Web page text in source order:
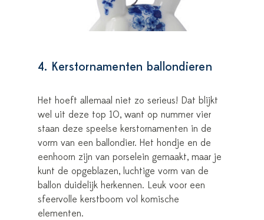
4. Kerstornamenten ballondieren
Het hoeft allemaal niet zo serieus! Dat blijkt
wel uit deze top 10, want op nummer vier
staan deze speelse kerstornamenten in de
vorm van een ballondier. Het hondje en de
eenhoorn zijn van porselein gemaakt, maar je
kunt de opgeblazen, luchtige vorm van de
ballon duidelijk herkennen. Leuk voor een
sfeervolle kerstboom vol komische
elementen.